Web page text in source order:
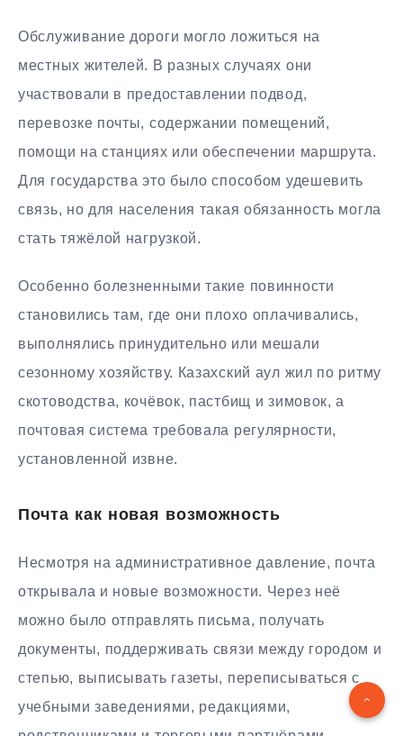
Обслуживание дороги могло ложиться на
местных жителей. В разных случаях они
участвовали в предоставлении подвод,
перевозке почты, содержании помещений,
помощи на станциях или обеспечении маршрута.
Для государства это было способом удешевить
связь, но для населения такая обязанность могла
стать тяжёлой нагрузкой.
Особенно болезненными такие повинности
становились там, где они плохо оплачивались,
выполнялись принудительно или мешали
сезонному хозяйству. Казахский аул жил по ритму
скотоводства, кочёвок, пастбищ и зимовок, а
почтовая система требовала регулярности,
установленной извне.
Почта как новая возможность
Несмотря на административное давление, почта
открывала и новые возможности. Через неё
можно было отправлять письма, получать
документы, поддерживать связи между городом и
степью, выписывать газеты, переписываться с
учебными заведениями, редакциями,